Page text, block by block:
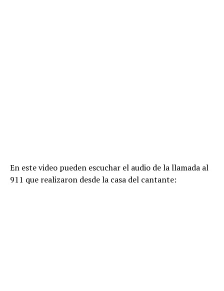
En este video pueden escuchar el audio de la llamada al
911 que realizaron desde la casa del cantante: